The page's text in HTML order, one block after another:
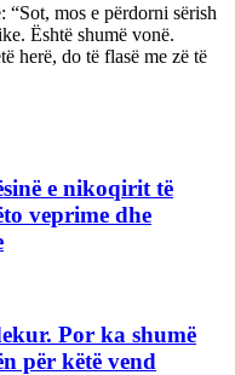
mos e përdorni sërish
Është shumë vonë.
herë, do të flasë me zë të
e nikoqirit të
veprime dhe
Por ka shumë
për këtë vend